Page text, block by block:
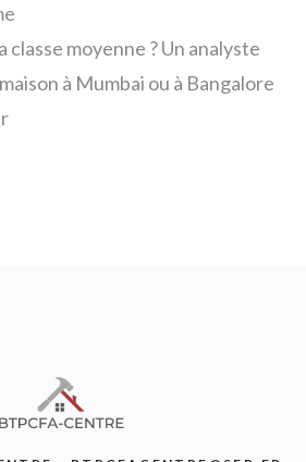
classe moyenne ? Un analyste
à Mumbai ou à Bangalore